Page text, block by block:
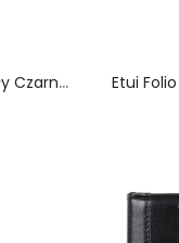
Etui Folio Sony Xperia L4 Biały Czarny Klasyczny Efekt Skóry Etui Ochronne